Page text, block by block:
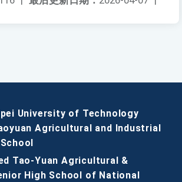
University of Technology
Agricultural and Industrial
Tao-Yuan Agricultural &
High School of National